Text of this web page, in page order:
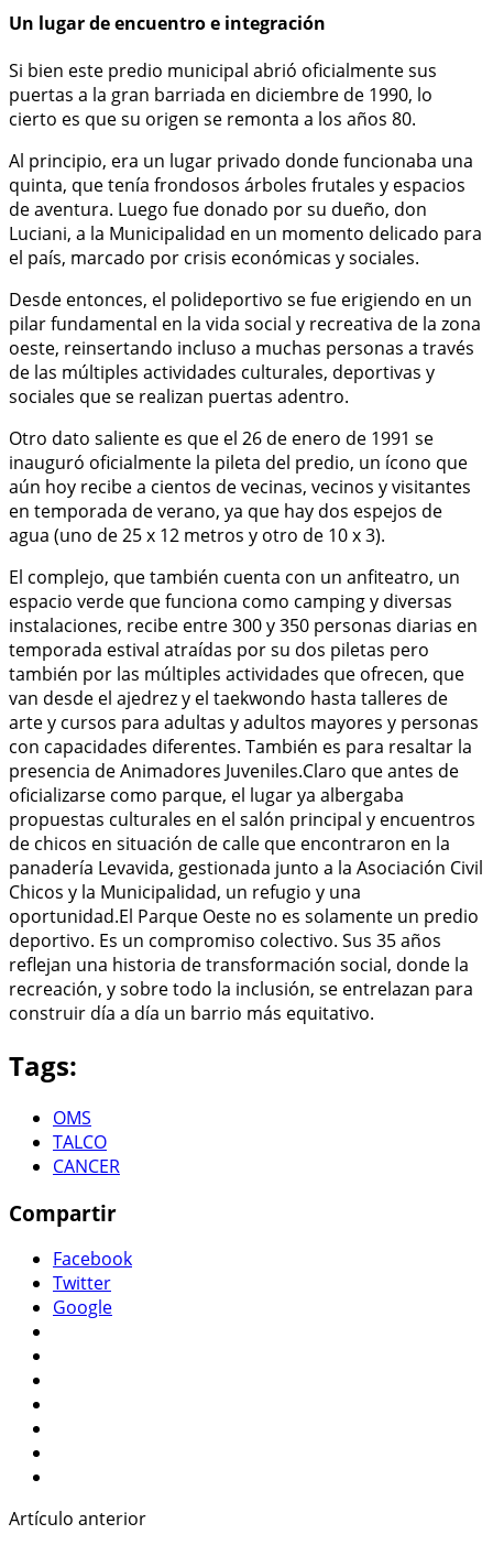
Un lugar de encuentro e integración
Si bien este predio municipal abrió oficialmente sus
puertas a la gran barriada en diciembre de 1990, lo
cierto es que su origen se remonta a los años 80.
Al principio, era un lugar privado donde funcionaba una
quinta, que tenía frondosos árboles frutales y espacios
de aventura. Luego fue donado por su dueño, don
Luciani, a la Municipalidad en un momento delicado para
el país, marcado por crisis económicas y sociales.
Desde entonces, el polideportivo se fue erigiendo en un
pilar fundamental en la vida social y recreativa de la zona
oeste, reinsertando incluso a muchas personas a través
de las múltiples actividades culturales, deportivas y
sociales que se realizan puertas adentro.
Otro dato saliente es que el 26 de enero de 1991 se
inauguró oficialmente la pileta del predio, un ícono que
aún hoy recibe a cientos de vecinas, vecinos y visitantes
en temporada de verano, ya que hay dos espejos de
agua (uno de 25 x 12 metros y otro de 10 x 3).
El complejo, que también cuenta con un anfiteatro, un
espacio verde que funciona como camping y diversas
instalaciones, recibe entre 300 y 350 personas diarias en
temporada estival atraídas por su dos piletas pero
también por las múltiples actividades que ofrecen, que
van desde el ajedrez y el taekwondo hasta talleres de
arte y cursos para adultas y adultos mayores y personas
con capacidades diferentes. También es para resaltar la
presencia de Animadores Juveniles.Claro que antes de
oficializarse como parque, el lugar ya albergaba
propuestas culturales en el salón principal y encuentros
de chicos en situación de calle que encontraron en la
panadería Levavida, gestionada junto a la Asociación Civil
Chicos y la Municipalidad, un refugio y una
oportunidad.El Parque Oeste no es solamente un predio
deportivo. Es un compromiso colectivo. Sus 35 años
reflejan una historia de transformación social, donde la
recreación, y sobre todo la inclusión, se entrelazan para
construir día a día un barrio más equitativo.
Tags:
OMS
TALCO
CANCER
Compartir
Facebook
Twitter
Google
Artículo anterior